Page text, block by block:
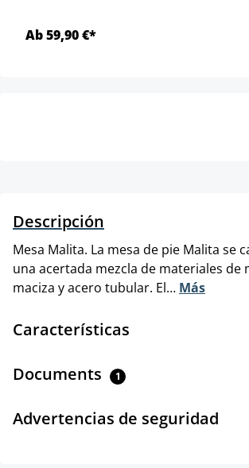
Ab 59,90 €*
Descripción
Mesa Malita. La mesa de pie Malita se
una acertada mezcla de materiales de
maciza y acero tubular. El… Más
Características
Documents 1
Advertencias de seguridad